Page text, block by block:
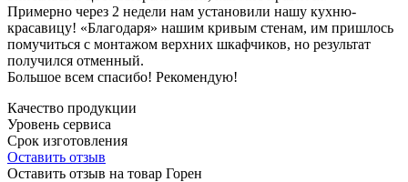
Примерно через 2 недели нам установили нашу кухню-
красавицу! «Благодаря» нашим кривым стенам, им пришлось
помучиться с монтажом верхних шкафчиков, но результат
получился отменный.
Большое всем спасибо! Рекомендую!
Качество продукции
Уровень сервиса
Срок изготовления
Оставить отзыв
Оставить отзыв на товар Горен